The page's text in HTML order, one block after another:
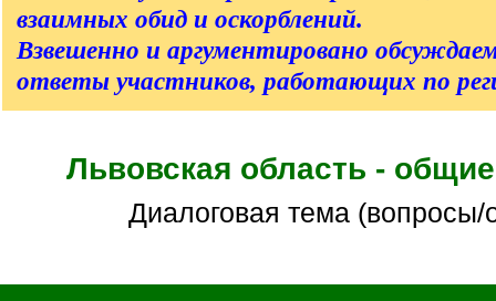
взаимных обид и оскорблений.
Взвешенно и аргументировано
ответы участников, работающих по
Львовская область -
Диалоговая тема (вопросы/